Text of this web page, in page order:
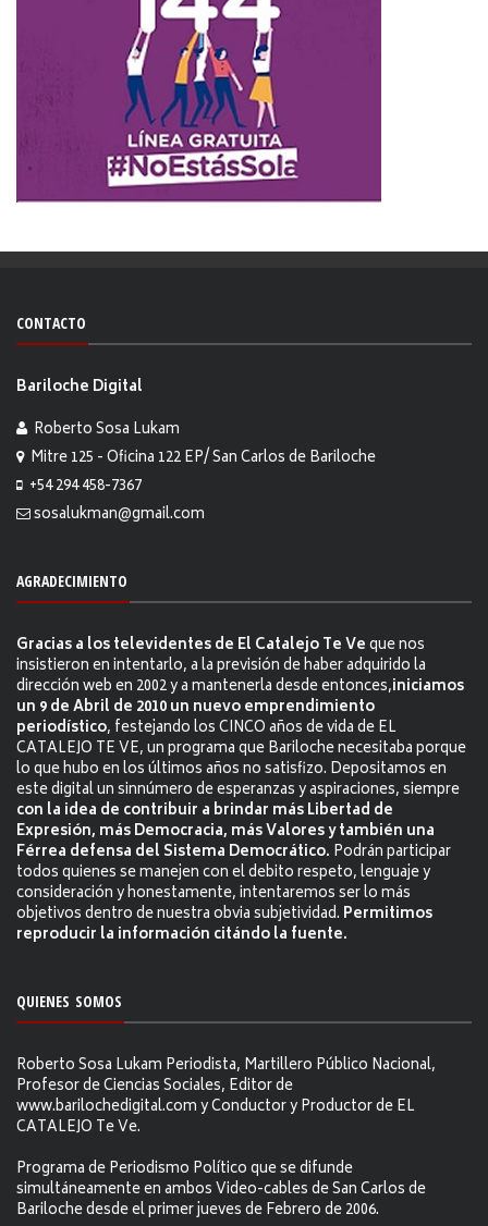
CONTACTO
Bariloche Digital
Roberto Sosa Lukam
Mitre 125 - Oficina 122 EP/ San Carlos de Bariloche
+54 294 458-7367
sosalukman@gmail.com
AGRADECIMIENTO
Gracias a los televidentes de El Catalejo Te Veque nos
insistieron en intentarlo, a la previsión de haber adquirido la
dirección web en 2002 y a mantenerla desde entonces,iniciamos
un 9 de Abril de 2010 un nuevo emprendimiento
periodístico, festejando los CINCO años de vida de EL
CATALEJO TE VE, un programa que Bariloche necesitaba porque
lo que hubo en los últimos años no satisfizo. Depositamos en
este digital un sinnúmero de esperanzas y aspiraciones, siempre
con la idea de contribuir a brindar más Libertad de
Expresión, más Democracia, más Valores y también una
Férrea defensa del Sistema Democrático. Podrán participar
todos quienes se manejen con el debito respeto, lenguaje y
consideración y honestamente, intentaremos ser lo más
objetivos dentro de nuestra obvia subjetividad. Permitimos
reproducir la información citándo la fuente.
QUIENES SOMOS
Roberto Sosa Lukam Periodista, Martillero Público Nacional,
Profesor de Ciencias Sociales, Editor de
www.barilochedigital.com y Conductor y Productor de EL
CATALEJO Te Ve.
Programa de Periodismo Político que se difunde
simultáneamente en ambos Video-cables de San Carlos de
Bariloche desde el primer jueves de Febrero de 2006.